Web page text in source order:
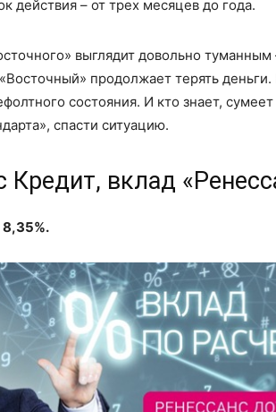
действия – от трех месяцев до года.
выглядит довольно туманным
продолжает терять деньги.
состояния. И кто знает,
спасти ситуацию.
Кредит, вклад
8,35%.